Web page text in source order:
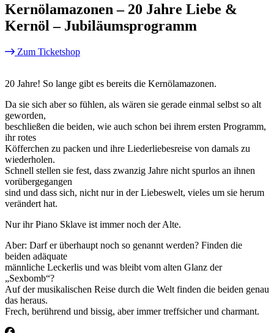
Kernölamazonen – 20 Jahre Liebe &
Kernöl – Jubiläumsprogramm
Zum Ticketshop
20 Jahre! So lange gibt es bereits die Kernölamazonen.
Da sie sich aber so fühlen, als wären sie gerade einmal selbst so alt
geworden,
beschließen die beiden, wie auch schon bei ihrem ersten Programm,
ihr rotes
Köfferchen zu packen und ihre Liederliebesreise von damals zu
wiederholen.
Schnell stellen sie fest, dass zwanzig Jahre nicht spurlos an ihnen
vorübergegangen
sind und dass sich, nicht nur in der Liebeswelt, vieles um sie herum
verändert hat.
Nur ihr Piano Sklave ist immer noch der Alte.
Aber: Darf er überhaupt noch so genannt werden? Finden die
beiden adäquate
männliche Leckerlis und was bleibt vom alten Glanz der
„Sexbomb“?
Auf der musikalischen Reise durch die Welt finden die beiden genau
das heraus.
Frech, berührend und bissig, aber immer treffsicher und charmant.